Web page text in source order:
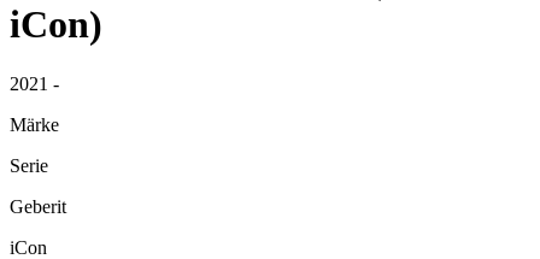
iCon)
2021 -
Märke
Serie
Geberit
iCon